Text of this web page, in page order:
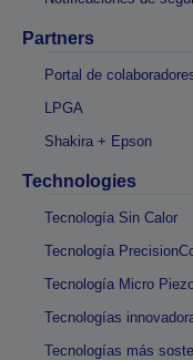
Partners
Portal de
LPGA
Shakira + Epson
Technologies
Tecnología Sin Calor
Tecnología
Tecnología Micro
Tecnologías
Tecnologías más